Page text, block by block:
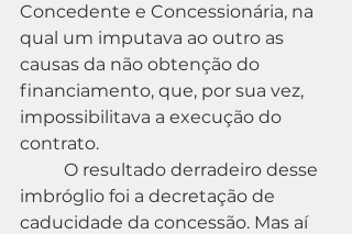
Concedente e Concessionária, na
qual um imputava ao outro as
causas da não obtenção do
financiamento, que, por sua vez,
impossibilitava a execução do
contrato.
imbróglio foi a decretação de
caducidade da concessão. Mas aí